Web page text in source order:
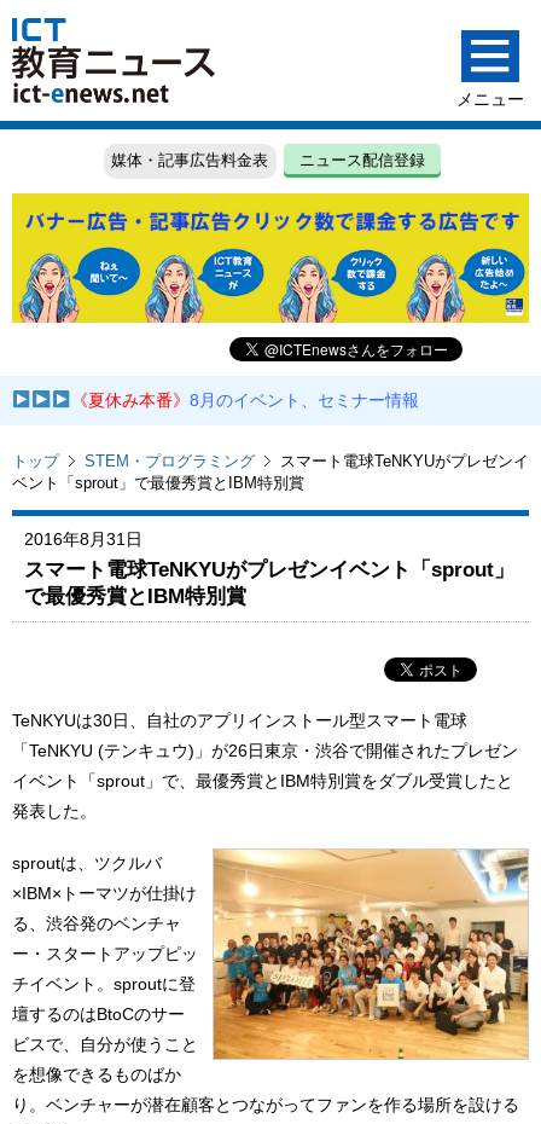
媒体・記事広告料金表 ニュース配信登録
《夏休み本番》8月のイベント、セミナー情報
トップ STEM・プログラミング
スマート電球TeNKYUがプレゼンイ
ベント「sprout」で最優秀賞とIBM特別賞
2016年8月31日
スマート電球TeNKYUがプレゼンイベント「sprout」
で最優秀賞とIBM特別賞
TeNKYUは30日、自社のアプリインストール型スマート電球
「TeNKYU (テンキュウ)」が26日東京・渋谷で開催されたプレゼン
イベント「sprout」で、最優秀賞とIBM特別賞をダブル受賞したと
発表した。
sproutは、ツクルバ
×IBM×トーマツが仕掛け
る、渋谷発のベンチャ
ー・スタートアップピッ
チイベント。sproutに登
壇するのはBtoCのサー
ビスで、自分が使うこと
を想像できるものばか
り。ベンチャーが潜在顧客とつながってファンを作る場所を設ける